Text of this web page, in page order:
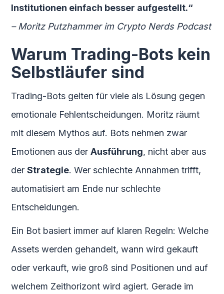
Institutionen einfach besser aufgestellt.“
– Moritz Putzhammer im Crypto Nerds Podcast
Warum Trading-Bots kein
Selbstläufer sind
Trading-Bots gelten für viele als Lösung gegen
emotionale Fehlentscheidungen. Moritz räumt
mit diesem Mythos auf. Bots nehmen zwar
Emotionen aus derAusführung, nicht aber aus
derStrategie. Wer schlechte Annahmen trifft,
automatisiert am Ende nur schlechte
Entscheidungen.
Ein Bot basiert immer auf klaren Regeln: Welche
Assets werden gehandelt, wann wird gekauft
oder verkauft, wie groß sind Positionen und auf
welchem Zeithorizont wird agiert. Gerade im